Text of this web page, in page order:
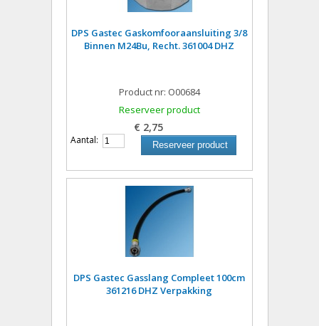
DPS Gastec Gaskomfooraansluiting 3/8
Binnen M24Bu, Recht. 361004 DHZ
Product nr: O00684
Reserveer product
€ 2,75
Aantal: Reserveer product
DPS Gastec Gasslang Compleet 100cm
361216 DHZ Verpakking